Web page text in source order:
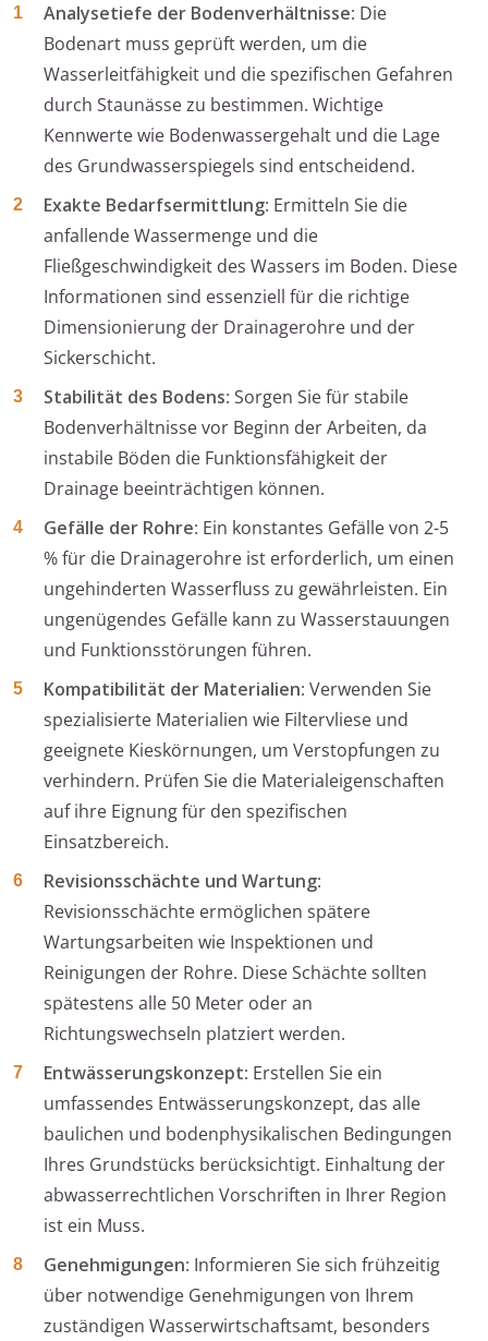
Analysetiefe der Bodenverhältnisse: Die
Bodenart muss geprüft werden, um die
Wasserleitfähigkeit und die spezifischen Gefahren
durch Staunässe zu bestimmen. Wichtige
Kennwerte wie Bodenwassergehalt und die Lage
des Grundwasserspiegels sind entscheidend.
Exakte Bedarfsermittlung: Ermitteln Sie die
anfallende Wassermenge und die
Fließgeschwindigkeit des Wassers im Boden. Diese
Informationen sind essenziell für die richtige
Dimensionierung der Drainagerohre und der
Sickerschicht.
Stabilität des Bodens: Sorgen Sie für stabile
Bodenverhältnisse vor Beginn der Arbeiten, da
instabile Böden die Funktionsfähigkeit der
Drainage beeinträchtigen können.
Gefälle der Rohre: Ein konstantes Gefälle von 2-5
% für die Drainagerohre ist erforderlich, um einen
ungehinderten Wasserfluss zu gewährleisten. Ein
ungenügendes Gefälle kann zu Wasserstauungen
und Funktionsstörungen führen.
Kompatibilität der Materialien: Verwenden Sie
spezialisierte Materialien wie Filtervliese und
geeignete Kieskörnungen, um Verstopfungen zu
verhindern. Prüfen Sie die Materialeigenschaften
auf ihre Eignung für den spezifischen
Einsatzbereich.
Revisionsschächte und Wartung:
Revisionsschächte ermöglichen spätere
Wartungsarbeiten wie Inspektionen und
Reinigungen der Rohre. Diese Schächte sollten
spätestens alle 50 Meter oder an
Richtungswechseln platziert werden.
Entwässerungskonzept: Erstellen Sie ein
umfassendes Entwässerungskonzept, das alle
baulichen und bodenphysikalischen Bedingungen
Ihres Grundstücks berücksichtigt. Einhaltung der
abwasserrechtlichen Vorschriften in Ihrer Region
ist ein Muss.
Genehmigungen: Informieren Sie sich frühzeitig
über notwendige Genehmigungen von Ihrem
zuständigen Wasserwirtschaftsamt, besonders